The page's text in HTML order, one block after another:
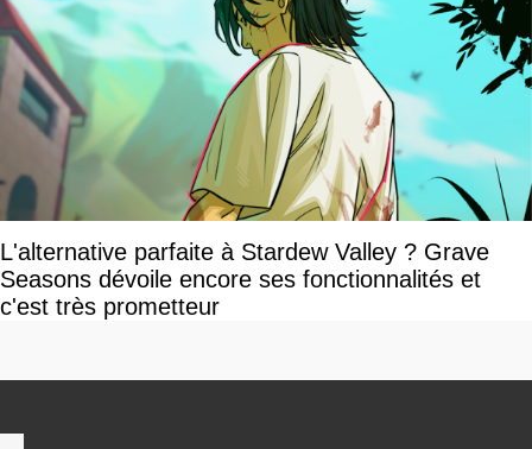
L'alternative parfaite à Stardew Valley ? Grave
Seasons dévoile encore ses fonctionnalités et
c'est très prometteur